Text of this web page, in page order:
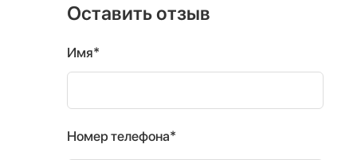
Оставить отзыв
Имя*
Номер телефона*